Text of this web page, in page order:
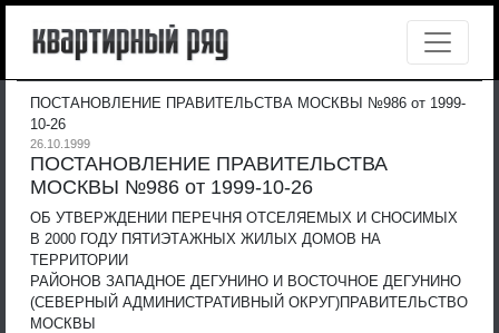
ПОСТАНОВЛЕНИЕ ПРАВИТЕЛЬСТВА МОСКВЫ №986 от 1999-
10-26
26.10.1999
ПОСТАНОВЛЕНИЕ ПРАВИТЕЛЬСТВА
МОСКВЫ №986 от 1999-10-26
ОБ УТВЕРЖДЕНИИ ПЕРЕЧНЯ ОТСЕЛЯЕМЫХ И СНОСИМЫХ
В 2000 ГОДУ ПЯТИЭТАЖНЫХ ЖИЛЫХ ДОМОВ НА
ТЕРРИТОРИИ
РАЙОНОВ ЗАПАДНОЕ ДЕГУНИНО И ВОСТОЧНОЕ ДЕГУНИНО
(СЕВЕРНЫЙ АДМИНИСТРАТИВНЫЙ ОКРУГ)ПРАВИТЕЛЬСТВО
МОСКВЫ